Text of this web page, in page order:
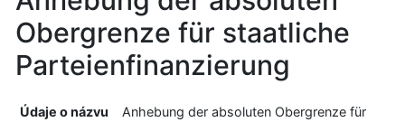
Obergrenze für staatliche
Parteienfinanzierung
Údaje o názvu
Anhebung der absoluten Obergrenze für